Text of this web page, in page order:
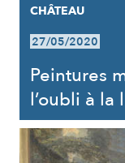
CHÂTEAU
27/05/2020
Peintures
l’oubli à la